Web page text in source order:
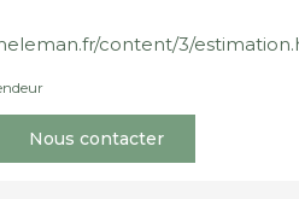
content/3/
Nous contacter